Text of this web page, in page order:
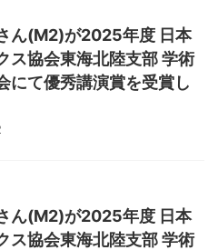
ん(M2)が2025年度 日本
ス協会東海北陸支部 学術
にて優秀講演賞を受賞し
ん(M2)が2025年度 日本
ス協会東海北陸支部 学術